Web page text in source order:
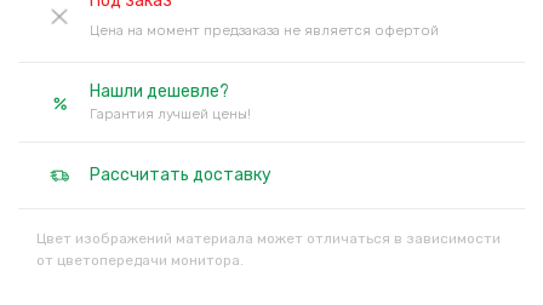
Цена на момент предзаказа не является офертой
Нашли дешевле?
Гарантия лучшей цены!
Рассчитать доставку
Цвет изображений материала может отличаться в зависимости
от цветопередачи монитора.